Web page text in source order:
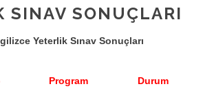
SINAV SONUÇLARI
Yeterlik Sınav Sonuçları
Program Durum